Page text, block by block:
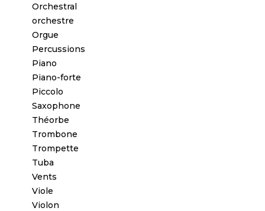
Orchestral
orchestre
Orgue
Percussions
Piano
Piano-forte
Piccolo
Saxophone
Théorbe
Trombone
Trompette
Tuba
Vents
Viole
Violon